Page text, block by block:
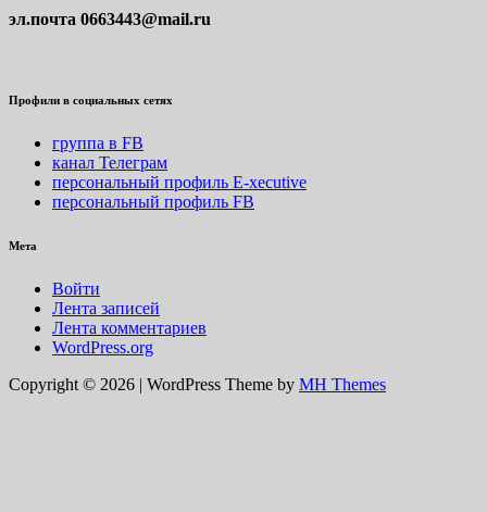
эл.почта 0663443@mail.ru
Профили в социальных сетях
группа в FB
канал Телеграм
персональный профиль E-xecutive
персональный профиль FB
Мета
Войти
Лента записей
Лента комментариев
WordPress.org
Copyright © 2026 | WordPress Theme by MH Themes